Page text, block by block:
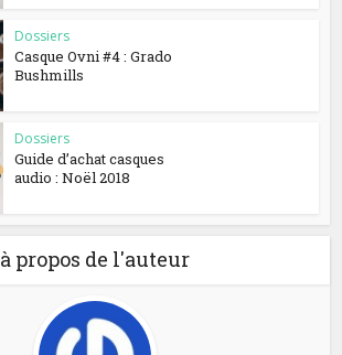
Dossiers
Casque Ovni #4 : Grado
Bushmills
Dossiers
Guide d’achat casques
audio : Noël 2018
à propos de l'auteur